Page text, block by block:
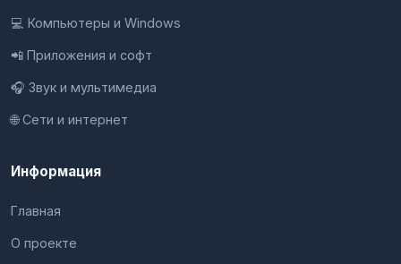
💻 Компьютеры и Windows
📲 Приложения и софт
🎧 Звук и мультимедиа
🌐 Сети и интернет
Информация
Главная
О проекте